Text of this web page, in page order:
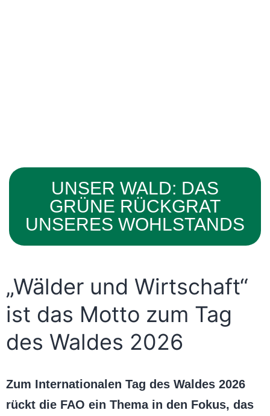
UNSER WALD: DAS
GRÜNE RÜCKGRAT
UNSERES WOHLSTANDS
„Wälder und Wirtschaft“
ist das Motto zum Tag
des Waldes 2026
Zum Internationalen Tag des Waldes 2026
rückt die FAO ein Thema in den Fokus, das